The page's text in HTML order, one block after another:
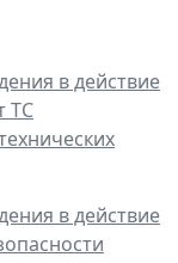
в действие
ТС
в действие